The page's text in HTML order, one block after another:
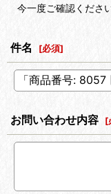
今一度ご確認くださ
件名 [必須]
お問い合わせ内容 [